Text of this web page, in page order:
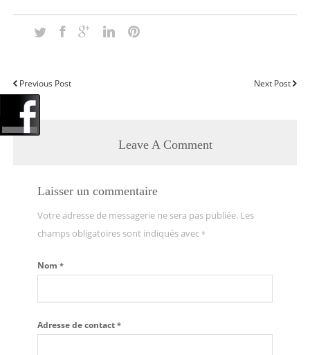
Previous Post Next Post
Leave A Comment
Laisser un commentaire
Votre adresse de messagerie ne sera pas publiée. Les
champs obligatoires sont indiqués avec *
Nom *
Adresse de contact *